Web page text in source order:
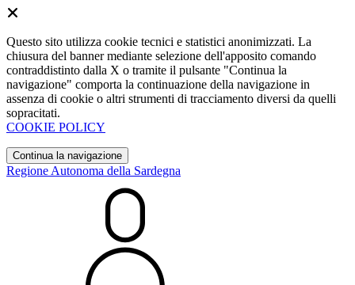
Questo sito utilizza cookie tecnici e statistici anonimizzati. La
chiusura del banner mediante selezione dell'apposito comando
contraddistinto dalla X o tramite il pulsante "Continua la
navigazione" comporta la continuazione della navigazione in
assenza di cookie o altri strumenti di tracciamento diversi da quelli
sopracitati.
COOKIE POLICY
Continua la navigazione
Regione Autonoma della Sardegna